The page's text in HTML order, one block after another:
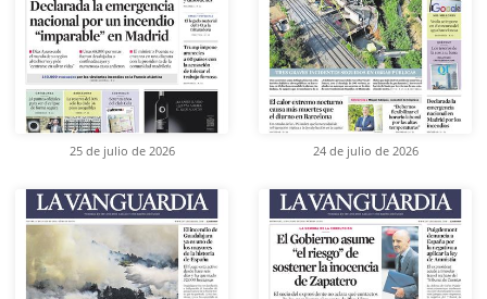
25 de julio de 2026 24 de julio de 2026